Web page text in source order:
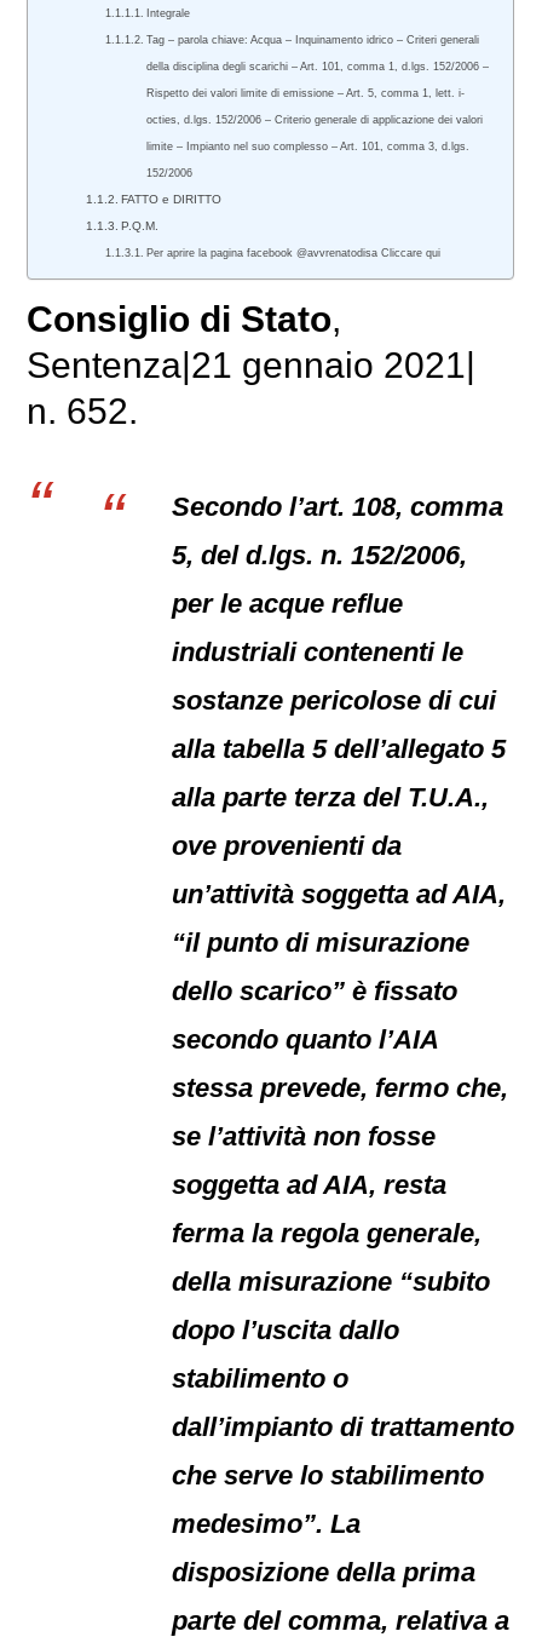
Integrale
Tag – parola chiave: Acqua – Inquinamento idrico – Criteri generali
della disciplina degli scarichi – Art. 101, comma 1, d.lgs. 152/2006 –
Rispetto dei valori limite di emissione – Art. 5, comma 1, lett. i-
octies, d.lgs. 152/2006 – Criterio generale di applicazione dei valori
limite – Impianto nel suo complesso – Art. 101, comma 3, d.lgs.
152/2006
FATTO e DIRITTO
P.Q.M.
Per aprire la pagina facebook @avvrenatodisa Cliccare qui
Consiglio di Stato,
Sentenza|21 gennaio 2021|
n. 652.
Secondo l’art. 108, comma
5, del d.lgs. n. 152/2006,
per le acque reflue
industriali contenenti le
sostanze pericolose di cui
alla tabella 5 dell’allegato 5
alla parte terza del T.U.A.,
ove provenienti da
un’attività soggetta ad AIA,
“il punto di misurazione
dello scarico” è fissato
secondo quanto l’AIA
stessa prevede, fermo che,
se l’attività non fosse
soggetta ad AIA, resta
ferma la regola generale,
della misurazione “subito
dopo l’uscita dallo
stabilimento o
dall’impianto di trattamento
che serve lo stabilimento
medesimo”. La
disposizione della prima
parte del comma, relativa a